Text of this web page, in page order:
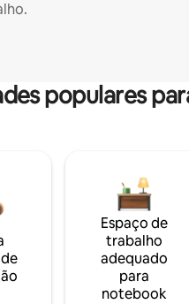
populares
Espaço de
trabalho
adequado
para
notebook